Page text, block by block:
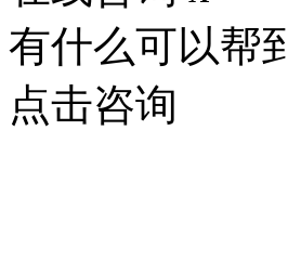
有什么可以帮
点击咨询